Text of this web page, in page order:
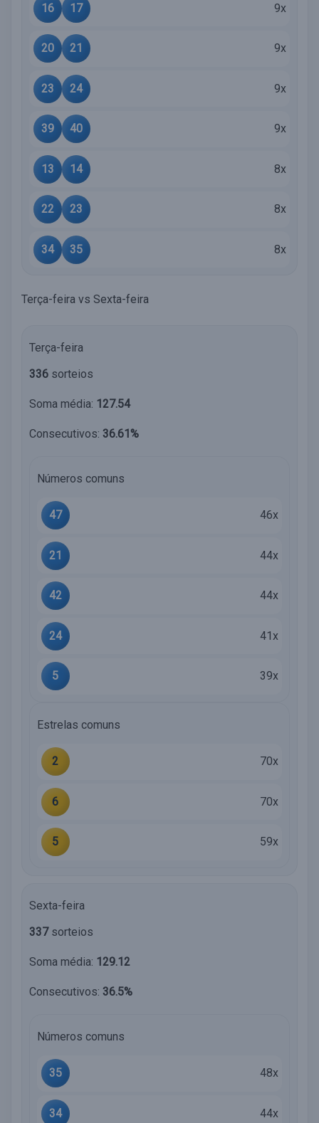
16 17 9x
20 21 9x
23 24 9x
39 40 9x
13 14 8x
22 23 8x
34 35 8x
Terça-feira vs Sexta-feira
Terça-feira
336 sorteios
Soma média: 127.54
Consecutivos: 36.61%
Números comuns
47 46x
21 44x
42 44x
24 41x
5 39x
Estrelas comuns
2 70x
6 70x
5 59x
Sexta-feira
337sorteios
Soma média: 129.12
Consecutivos: 36.5%
Números comuns
35 48x
34 44x